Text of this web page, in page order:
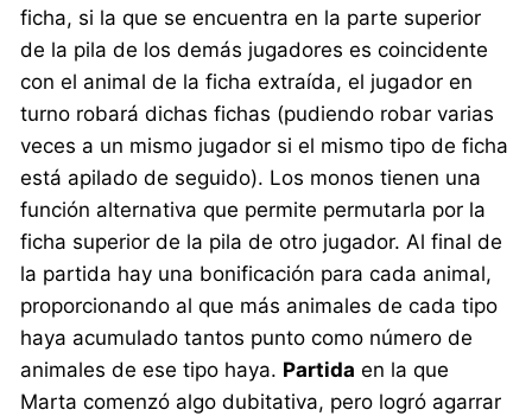
ficha, si la que se encuentra en la parte superior
de la pila de los demás jugadores es coincidente
con el animal de la ficha extraída, el jugador en
turno robará dichas fichas (pudiendo robar varias
veces a un mismo jugador si el mismo tipo de ficha
está apilado de seguido). Los monos tienen una
función alternativa que permite permutarla por la
ficha superior de la pila de otro jugador. Al final de
la partida hay una bonificación para cada animal,
proporcionando al que más animales de cada tipo
haya acumulado tantos punto como número de
animales de ese tipo haya. Partida en la que
Marta comenzó algo dubitativa, pero logró agarrar